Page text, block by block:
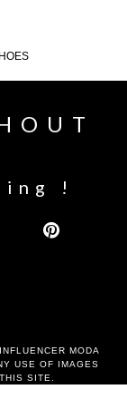
!
MODA
USE OF IMAGES
SITE.